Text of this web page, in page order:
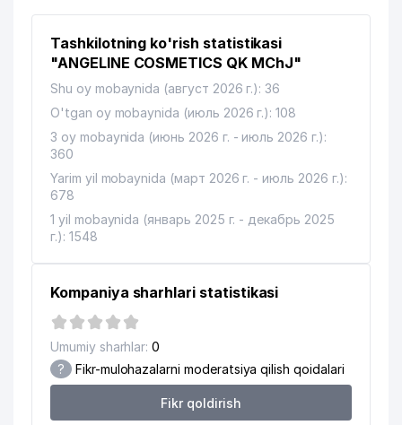
(YASHNOBOD TUMANI)
13
MChJ
14 IXLOS FARM MChJ 415 м
16 FAXRIDDIN FAYZ SERVIS MChJ
17 ALPAN INVEST XUSUSIY KORXONASI
18 KIYIM MChJ 489 м
TARNOV BOSHI MAHALLA QO'MITASI
20 BOLALAR BOG'CHASI №425
21 ATS №298 644 м
22
ALUBOND COMPOSITE MATERIAL QK
666 м
Tashkilotning ko'rish statistikasi
"ANGELINE COSMETICS QK MChJ"
Shu oy mobaynida (август 2026 г.): 36
O'tgan oy mobaynida (июль 2026 г.): 108
3 oy mobaynida (июнь 2026 г. - июль 2026 г.):
360
Yarim yil mobaynida (март 2026 г. - июль 2026 г.):
678
1 yil mobaynida (январь 2025 г. - декабрь 2025
г.): 1548
Kompaniya sharhlari statistikasi
Umumiy sharhlar: 0
? Fikr-mulohazalarni moderatsiya qilish qoidalari
Fikr qoldirish